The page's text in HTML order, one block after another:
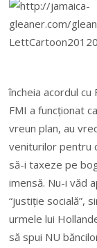
încheia acordul cu
FMI a funcţionat
vreun plan, au
veniturilor pentru
să-i taxeze pe
imensă. Nu-i văd
“justiţie socială”,
urmele lui
să spui NU